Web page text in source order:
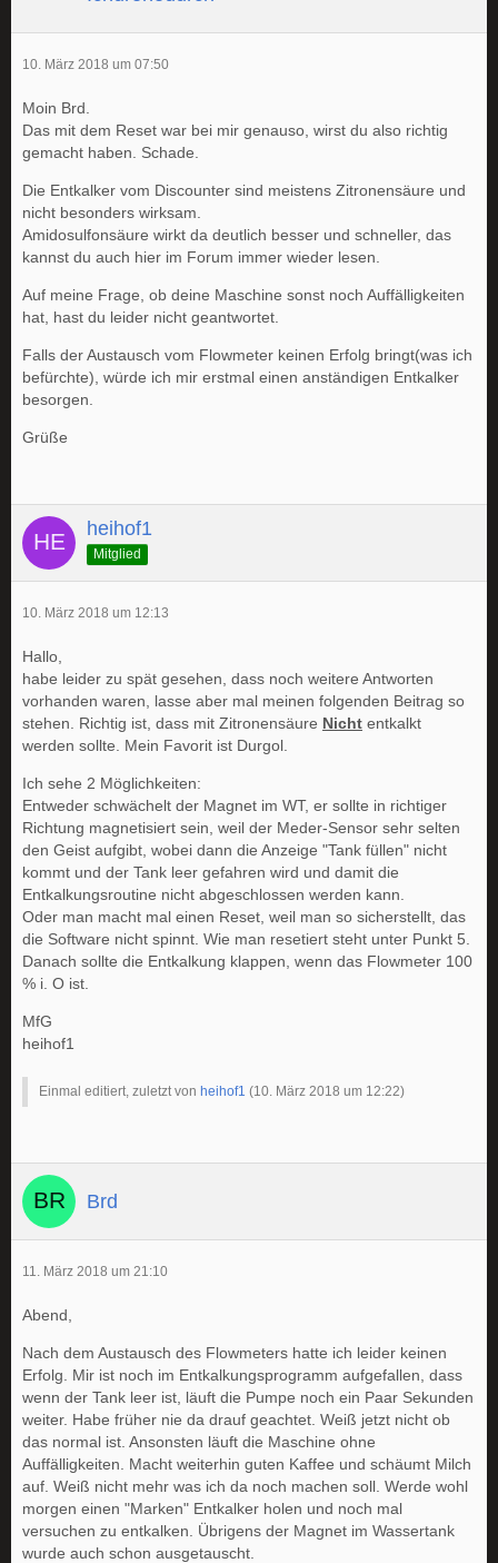
10. März 2018 um 07:50
Moin Brd.
Das mit dem Reset war bei mir genauso, wirst du also richtig
gemacht haben. Schade.
Die Entkalker vom Discounter sind meistens Zitronensäure und
nicht besonders wirksam.
Amidosulfonsäure wirkt da deutlich besser und schneller, das
kannst du auch hier im Forum immer wieder lesen.
Auf meine Frage, ob deine Maschine sonst noch Auffälligkeiten
hat, hast du leider nicht geantwortet.
Falls der Austausch vom Flowmeter keinen Erfolg bringt(was ich
befürchte), würde ich mir erstmal einen anständigen Entkalker
besorgen.
Grüße
heihof1
Mitglied
10. März 2018 um 12:13
Hallo,
habe leider zu spät gesehen, dass noch weitere Antworten
vorhanden waren, lasse aber mal meinen folgenden Beitrag so
stehen. Richtig ist, dass mit Zitronensäure Nicht entkalkt
werden sollte. Mein Favorit ist Durgol.
Ich sehe 2 Möglichkeiten:
Entweder schwächelt der Magnet im WT, er sollte in richtiger
Richtung magnetisiert sein, weil der Meder-Sensor sehr selten
den Geist aufgibt, wobei dann die Anzeige "Tank füllen" nicht
kommt und der Tank leer gefahren wird und damit die
Entkalkungsroutine nicht abgeschlossen werden kann.
Oder man macht mal einen Reset, weil man so sicherstellt, das
die Software nicht spinnt. Wie man resetiert steht unter Punkt 5.
Danach sollte die Entkalkung klappen, wenn das Flowmeter 100
% i. O ist.
MfG
heihof1
Einmal editiert, zuletzt von heihof1 (10. März 2018 um 12:22)
Brd
11. März 2018 um 21:10
Abend,
Nach dem Austausch des Flowmeters hatte ich leider keinen
Erfolg. Mir ist noch im Entkalkungsprogramm aufgefallen, dass
wenn der Tank leer ist, läuft die Pumpe noch ein Paar Sekunden
weiter. Habe früher nie da drauf geachtet. Weiß jetzt nicht ob
das normal ist. Ansonsten läuft die Maschine ohne
Auffälligkeiten. Macht weiterhin guten Kaffee und schäumt Milch
auf. Weiß nicht mehr was ich da noch machen soll. Werde wohl
morgen einen "Marken" Entkalker holen und noch mal
versuchen zu entkalken. Übrigens der Magnet im Wassertank
wurde auch schon ausgetauscht.